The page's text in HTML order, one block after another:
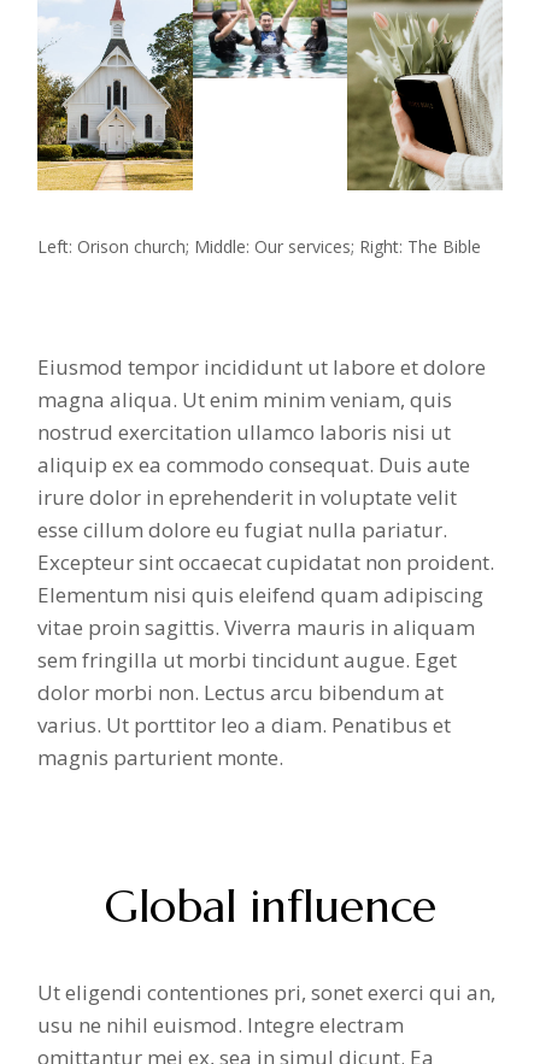
Left: Orison church; Middle: Our services; Right: The Bible
Eiusmod tempor incididunt ut labore et dolore
magna aliqua. Ut enim minim veniam, quis
nostrud exercitation ullamco laboris nisi ut
aliquip ex ea commodo consequat. Duis aute
irure dolor in eprehenderit in voluptate velit
esse cillum dolore eu fugiat nulla pariatur.
Excepteur sint occaecat cupidatat non proident.
Elementum nisi quis eleifend quam adipiscing
vitae proin sagittis. Viverra mauris in aliquam
sem fringilla ut morbi tincidunt augue. Eget
dolor morbi non. Lectus arcu bibendum at
varius. Ut porttitor leo a diam. Penatibus et
magnis parturient monte.
Global influence
Ut eligendi contentiones pri, sonet exerci qui an,
usu ne nihil euismod. Integre electram
omittantur mei ex, sea in simul dicunt. Ea